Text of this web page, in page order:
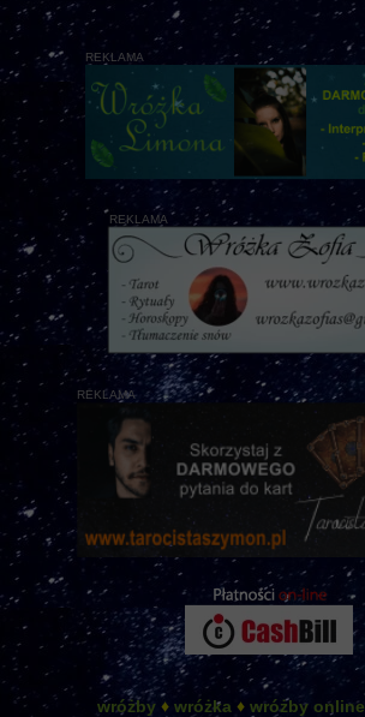
REKLAMA
REKLAMA
REKLAMA
wróżby ♦ wróżka ♦ wróżby online